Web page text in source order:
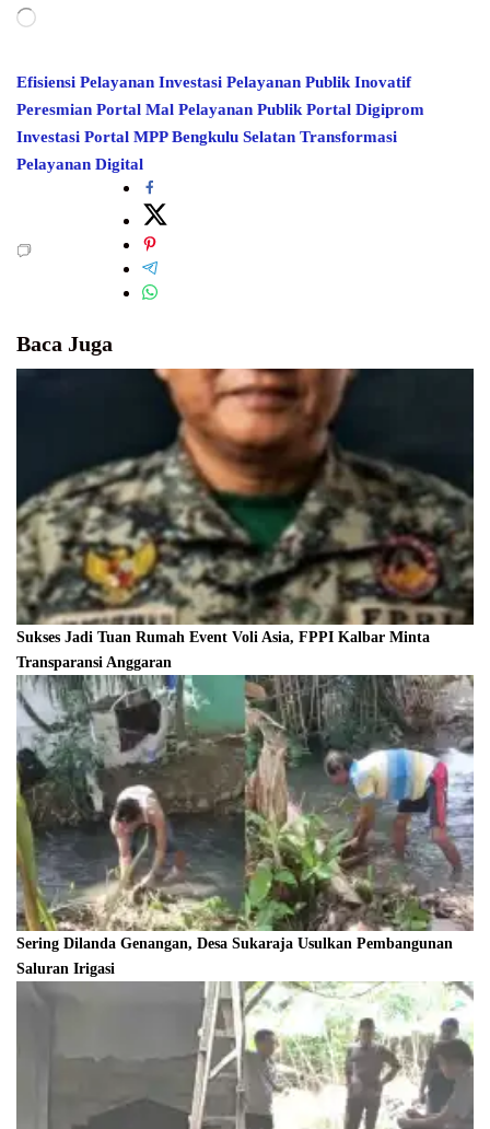
Memuat...
Efisiensi Pelayanan Investasi Pelayanan Publik Inovatif
Peresmian Portal Mal Pelayanan Publik Portal Digiprom
Investasi Portal MPP Bengkulu Selatan Transformasi
Pelayanan Digital
Baca Juga
Sukses Jadi Tuan Rumah Event Voli Asia, FPPI Kalbar Minta
Transparansi Anggaran
Sering Dilanda Genangan, Desa Sukaraja Usulkan Pembangunan
Saluran Irigasi